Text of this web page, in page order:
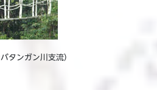
タンガン川支流）